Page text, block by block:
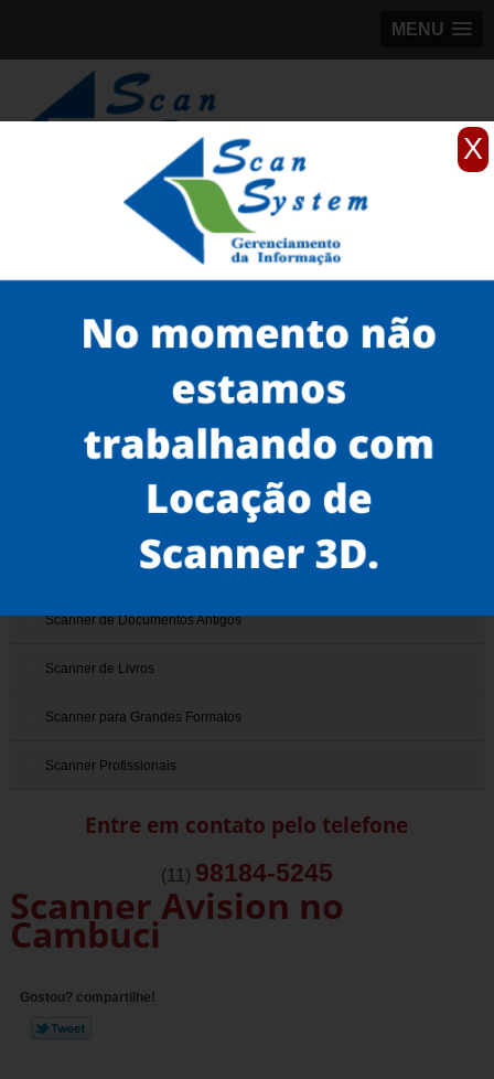
X
MENU
98184-5245
Scanner profissionais
scanner fujitsu de mesa
scanner avision no Cambuci
Serviços
Scanner de Documentos
Scanner de Documentos Antigos
Scanner de Livros
Scanner para Grandes Formatos
Scanner Profissionais
Entre em contato pelo telefone
(11) 98184-5245
Scanner Avision no
Cambuci
Gostou? compartilhe!